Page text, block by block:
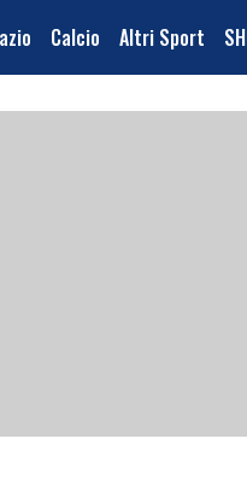
Calcio Altri Sport